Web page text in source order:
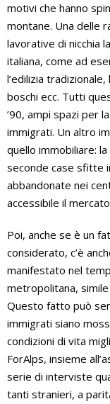
motivi che hanno
montane. Una delle
lavorative di nicchia
italiana, come ad
l’edilizia
boschi ecc. Tutti
’90, ampi spazi per
immigrati. Un altro
quello immobiliare:
seconde case sfitte
abbandonate nei
accessibile il
Poi, anche se è un
considerato, c’è
manifestato nel
metropolitana,
Questo fatto può
immigrati siano
condizioni di vita
ForAlps, insieme
serie di interviste
tanti stranieri, a